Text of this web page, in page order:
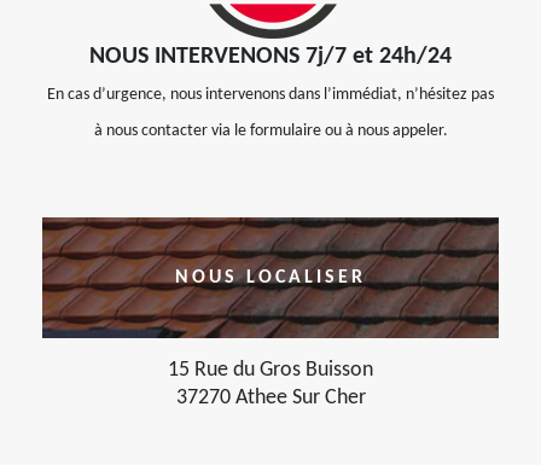
NOUS INTERVENONS 7j/7 et 24h/24
En cas d’urgence, nous intervenons dans l’immédiat, n’hésitez pas
à nous contacter via le formulaire ou à nous appeler.
NOUS LOCALISER
15 Rue du Gros Buisson
37270 Athee Sur Cher